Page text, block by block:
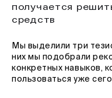
получается
средств
Мы выделили три
них мы подобрали
конкретных навыков,
пользоваться уже